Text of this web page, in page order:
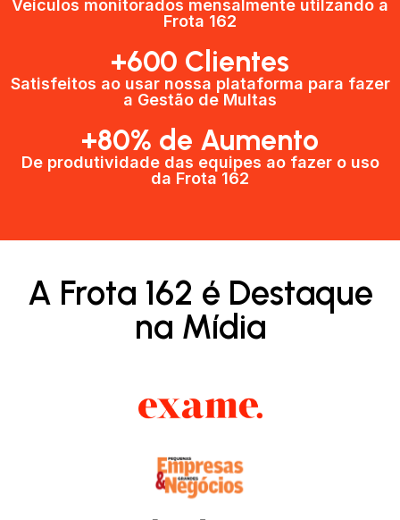
Veículos monitorados mensalmente utilzando a
Frota 162
+600 Clientes​
Satisfeitos ao usar nossa plataforma para fazer
a Gestão de Multas​
+80% de Aumento
De produtividade das equipes ao fazer o uso
da Frota 162​
A Frota 162 é Destaque
na Mídia